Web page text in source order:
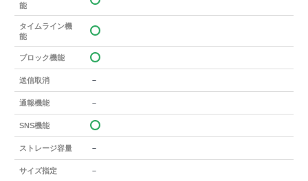
能
タイムライン機
能
ブロック機能
送信取消 －
通報機能 －
SNS機能
ストレージ容量 －
サイズ指定 －